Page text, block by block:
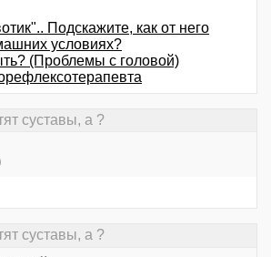
Подскажите, как от него
условиях?
(Проблемы с головой)
суставы, а ?
суставы, а ?